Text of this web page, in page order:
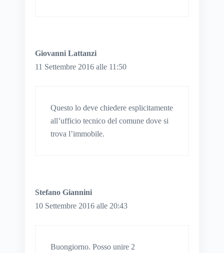
Giovanni Lattanzi
11 Settembre 2016 alle 11:50
Questo lo deve chiedere esplicitamente
all’ufficio tecnico del comune dove si
trova l’immobile.
Stefano Giannini
10 Settembre 2016 alle 20:43
Buongiorno. Posso unire 2